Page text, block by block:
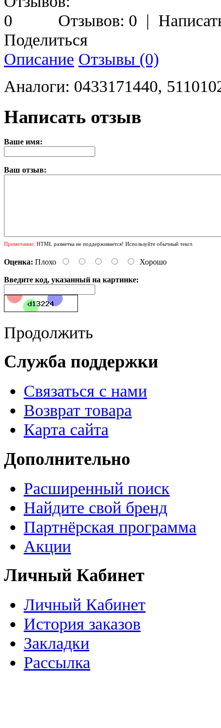
Отзывов: 0 |
Поделиться
Описание Отзывы (0)
Аналоги: 0433171440,
Написать отзыв
Ваше имя:
Ваш отзыв:
Примечание: HTML разметка не поддерживается! Используйте обычный текст.
Оценка: Плохо Хорошо
Введите код, указанный на картинке:
Продолжить
Служба поддержки
Связаться с нами
Возврат товара
Карта сайта
Дополнительно
Расширенный поиск
Найдите свой бренд
Партнёрская программа
Акции
Личный Кабинет
Личный Кабинет
История заказов
Закладки
Рассылка